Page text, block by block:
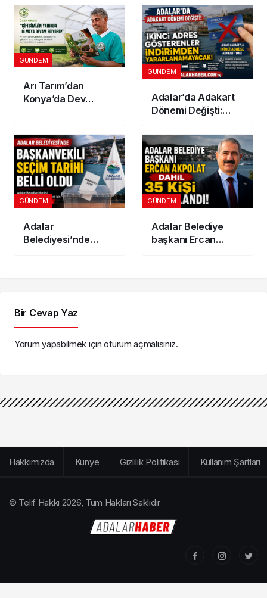
Alevler!
Güncel Tarife
Açıklandı
GÜNDEM
Arı Tarım’dan
Konya’da Dev
Jeotermal Sera
Kuruluyor
GÜNDEM
Adalar’da Adakart
Dönemi Değişti:
Gösterenler
İndirimden
Yararlanamayacak
GÜNDEM
Adalar
Belediyesi’nde
GÜNDEM
Adalar Belediye
başkanı Ercan
Bir Cevap Yaz
Yorum yapabilmek içinoturum açmalısınız.
Hakkımızda Künye Gizlilik Politikası Kullanım Şartları
© Telif Hakkı 2026, Tüm Hakları Saklıdır